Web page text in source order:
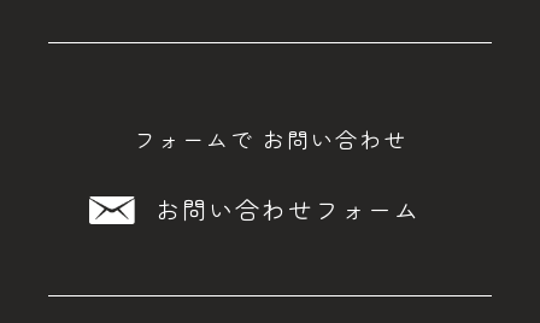
フォームで お問い合わせ
お問い合わせフォーム